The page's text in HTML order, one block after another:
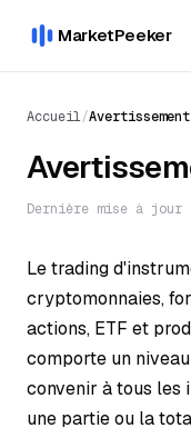
MarketPeeker
Accueil/
Dernière mise à jour
Le trading
cryptomonnaies,
actions, ETF et
comporte un
convenir à tous les
une partie ou la